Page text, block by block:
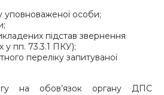
уповноваженої особи;
підстав звернення
у пп. 73.3.1 ПКУ);
переліку запитуваної
на обов’язок органу ДПС